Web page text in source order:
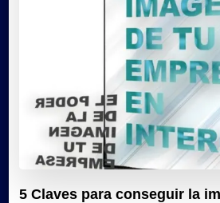
5 Claves para conseguir la